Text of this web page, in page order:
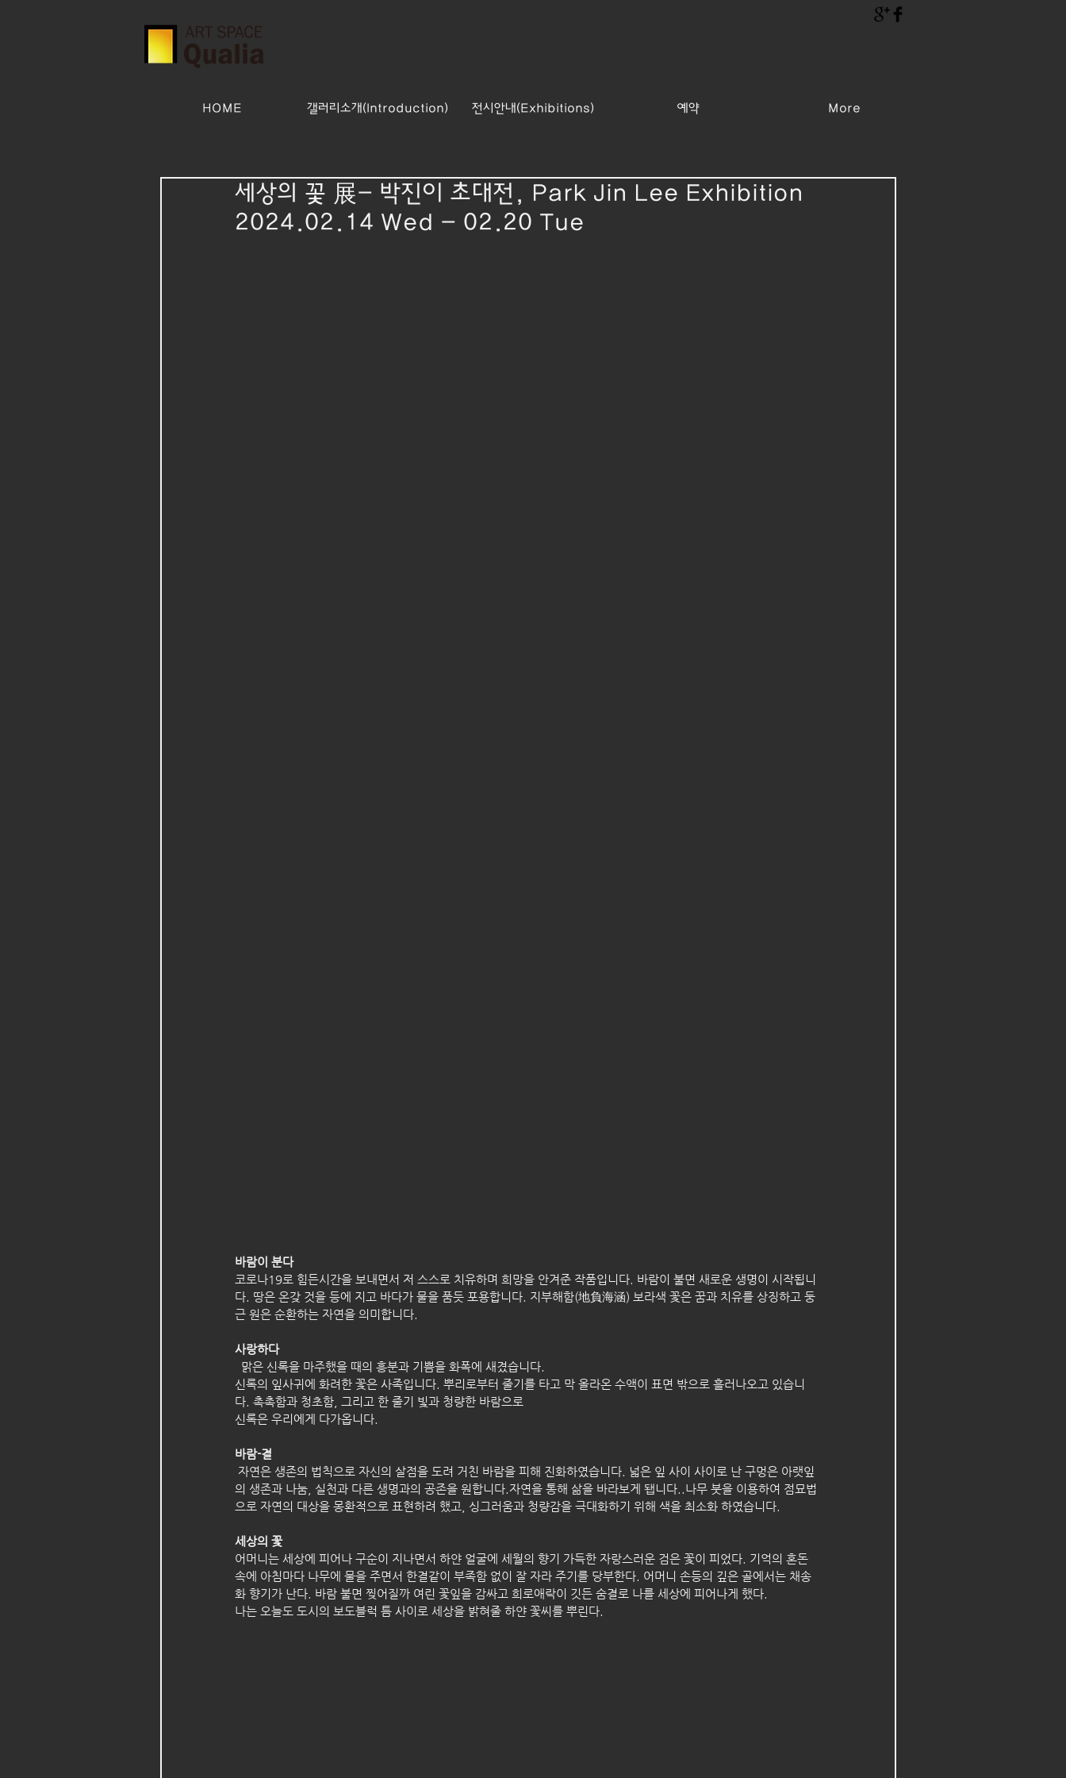
HOME 갤러리소개(Introduction) 전시안내(Exhibitions) 예약 More
세상의 꽃 展- 박진이 초대전, Park Jin Lee Exhibition
2024.02.14 Wed - 02.20 Tue
바람이 분다
코로나19로 힘든시간을 보내면서 저 스스로 치유하며 희망을 안겨준 작품입니다. 바람이 불면 새로운 생명이 시작됩니
다. 땅은 온갖 것을 등에 지고 바다가 물을 품듯 포용합니다. 지부해함(地負海涵) 보라색 꽃은 꿈과 치유를 상징하고 둥
근 원은 순환하는 자연을 의미합니다.
사랑하다
  맑은 신록을 마주했을 때의 흥분과 기쁨을 화폭에 새겼습니다.
신록의 잎사귀에 화려한 꽃은 사족입니다. 뿌리로부터 줄기를 타고 막 올라온 수액이 표면 밖으로 흘러나오고 있습니
다. 촉촉함과 청초함, 그리고 한 줄기 빛과 청량한 바람으로
신록은 우리에게 다가옵니다.
바람-결
의 생존과 나눔, 실천과 다른 생명과의 공존을 원합니다.자연을 통해 삶을 바라보게 됍니다..나무 붓을 이용하여 점묘법
으로 자연의 대상을 몽환적으로 표현하려 했고, 싱그러움과 청량감을 극대화하기 위해 색을 최소화 하였습니다.
세상의 꽃
어머니는 세상에 피어나 구순이 지나면서 하얀 얼굴에 세월의 향기 가득한 자랑스러운 검은 꽃이 피었다. 기억의 혼돈
속에 아침마다 나무에 물을 주면서 한결같이 부족함 없이 잘 자라 주기를 당부한다. 어머니 손등의 깊은 골에서는 채송
화 향기가 난다. 바람 불면 찢어질까 여린 꽃잎을 감싸고 희로애락이 깃든 숨결로 나를 세상에 피어나게 했다.
나는 오늘도 도시의 보도블럭 틈 사이로 세상을 밝혀줄 하얀 꽃씨를 뿌린다.